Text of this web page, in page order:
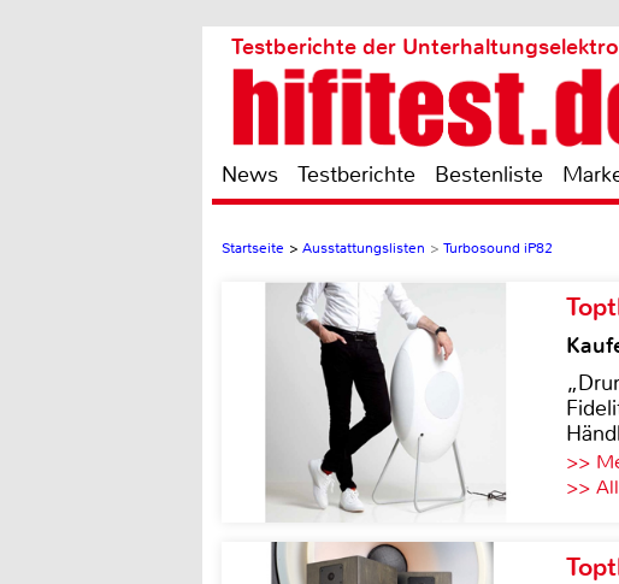
Testberichte der
News Testberichte Bestenliste
Startseite > Ausstattungslisten > Turbosound iP82
>>
>>